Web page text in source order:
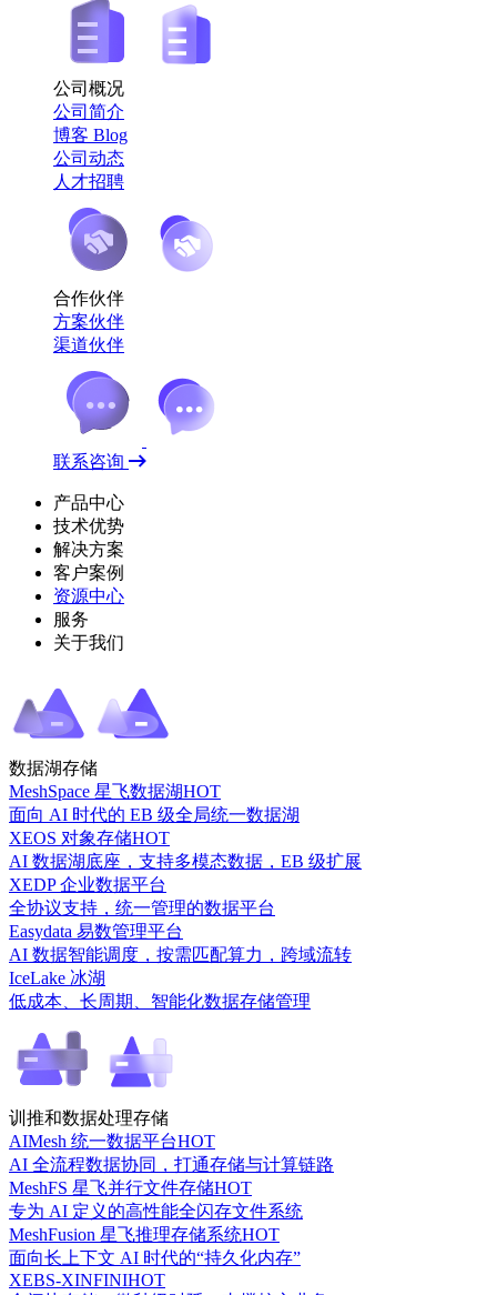
公司概况
公司简介
博客 Blog
公司动态
人才招聘
合作伙伴
方案伙伴
渠道伙伴
联系咨询
产品中心
技术优势
解决方案
客户案例
资源中心
服务
关于我们
数据湖存储
MeshSpace 星飞数据湖HOT
面向 AI 时代的 EB 级全局统一数据湖
XEOS 对象存储HOT
AI 数据湖底座，支持多模态数据，EB 级扩展
XEDP 企业数据平台
全协议支持，统一管理的数据平台
Easydata 易数管理平台
AI 数据智能调度，按需匹配算力，跨域流转
IceLake 冰湖
低成本、长周期、智能化数据存储管理
训推和数据处理存储
AIMesh 统一数据平台HOT
AI 全流程数据协同，打通存储与计算链路
MeshFS 星飞并行文件存储HOT
专为 AI 定义的高性能全闪存文件系统
MeshFusion 星飞推理存储系统HOT
面向长上下文 AI 时代的“持久化内存”
XEBS-XINFINIHOT